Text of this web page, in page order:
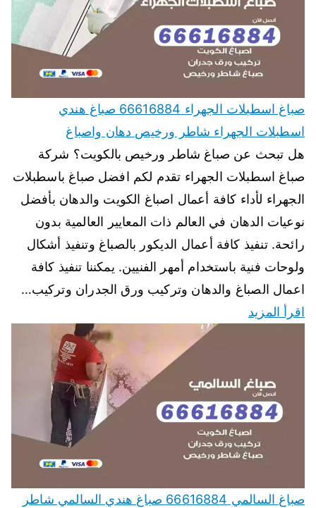
صباغ اسطبلات الجهراء 66616884 صباغ هندي
اسطبلات الجهراء شاطر ورخيص دهان واصباغ
هل تبحث عن صباغ شاطر ورخيص بالكويت؟ شركة
صباغ اسطبلات الجهراء تقدم لكم افضل صباغ باسطبلات
الجهراء لأداء كافة أعمال اصباغ الكويت والدهان بأفضل
نوعيات الدهان في العالم ذات المعايير العالمية بدون
رائحة. تنفيذ كافة أعمال الديكور بالصباغ وتنفيذ أشكال
ولوحات فنية باستخدام أمهر الفنيين. يمكننا تنفيذ كافة
اعمال الصباغ والدهان وتركيب ورق الجدران وتركيب…
اقرأ المزيد
صباغ السالمي 66616884 صباغ هندي السالمي شاطر